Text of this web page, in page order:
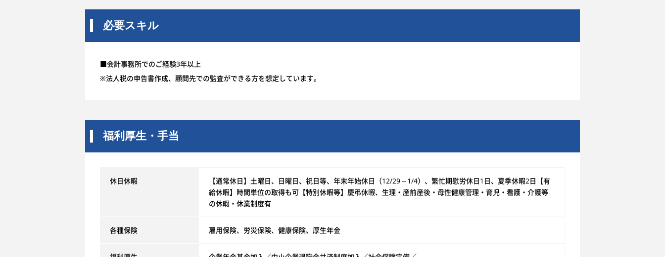
必要スキル
■会計事務所でのご経験3年以上
※法人税の申告書作成、顧問先での監査ができる方を想定しています。
福利厚生・手当
休日休暇
【通常休日】土曜日、日曜日、祝日等、年末年始休日（12/29～1/4）、繁忙期慰労休日1日、夏季休暇2日【有
給休暇】時間単位の取得も可【特別休暇等】慶弔休暇、生理・産前産後・母性健康管理・育児・看護・介護等
の休暇・休業制度有
各種保険 雇用保険、労災保険、健康保険、厚生年金